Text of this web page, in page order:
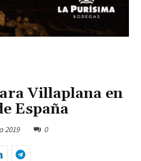
Villaplana en
España
2019 0